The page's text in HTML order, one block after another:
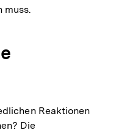
muss.
Reaktionen
Die